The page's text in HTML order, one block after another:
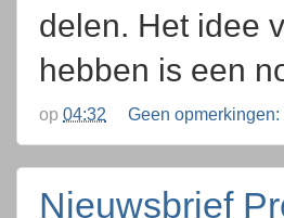
delen. Het idee
hebben is een
op 04:32 Geen opmerkingen:
Nieuwsbrief